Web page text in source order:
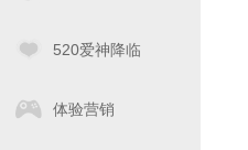
520爱神降临
体验营销